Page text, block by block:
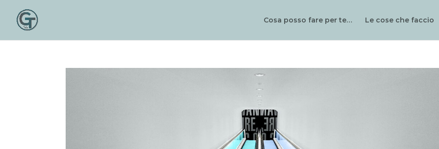
Cosa posso fare per te… Le cose che faccio